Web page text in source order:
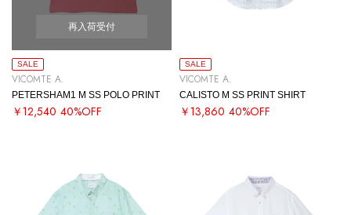
再入荷受付
SALE
VICOMTE A.
PETERSHAM1 M SS POLO PRINT
￥12,540 40%OFF
SALE
VICOMTE A.
CALISTO M SS PRINT SHIRT
￥13,860 40%OFF